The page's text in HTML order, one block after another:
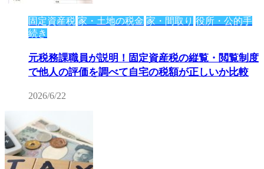
固定資産税 家・土地の税金 家・間取り 役所・公的手
続き
元税務課職員が説明！固定資産税の縦覧・閲覧制度
で他人の評価を調べて自宅の税額が正しいか比較
2026/6/22